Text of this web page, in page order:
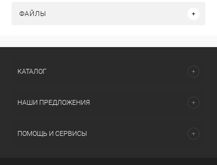
ФАЙЛЫ
КАТАЛОГ
НАШИ ПРЕДЛОЖЕНИЯ
ПОМОЩЬ И СЕРВИСЫ